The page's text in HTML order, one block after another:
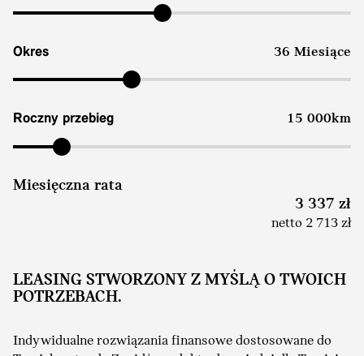
Okres 36 Miesiące
Roczny przebieg 15 000km
Miesięczna rata
3 337 zł
netto 2 713 zł
LEASING STWORZONY Z MYŚLĄ O TWOICH
POTRZEBACH.
Indywidualne rozwiązania finansowe dostosowane do